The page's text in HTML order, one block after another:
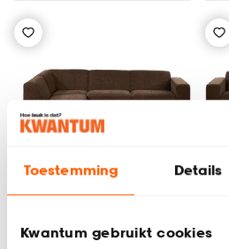
Toestemming Details
Kwantum gebruikt cookies